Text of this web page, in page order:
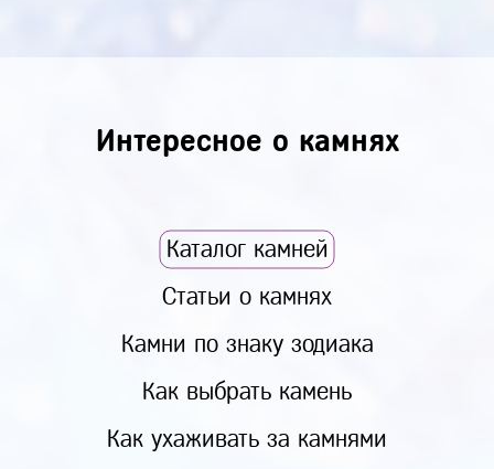
Интересное о камнях
Каталог камней
Статьи о камнях
Камни по знаку зодиака
Как выбрать камень
Как ухаживать за камнями